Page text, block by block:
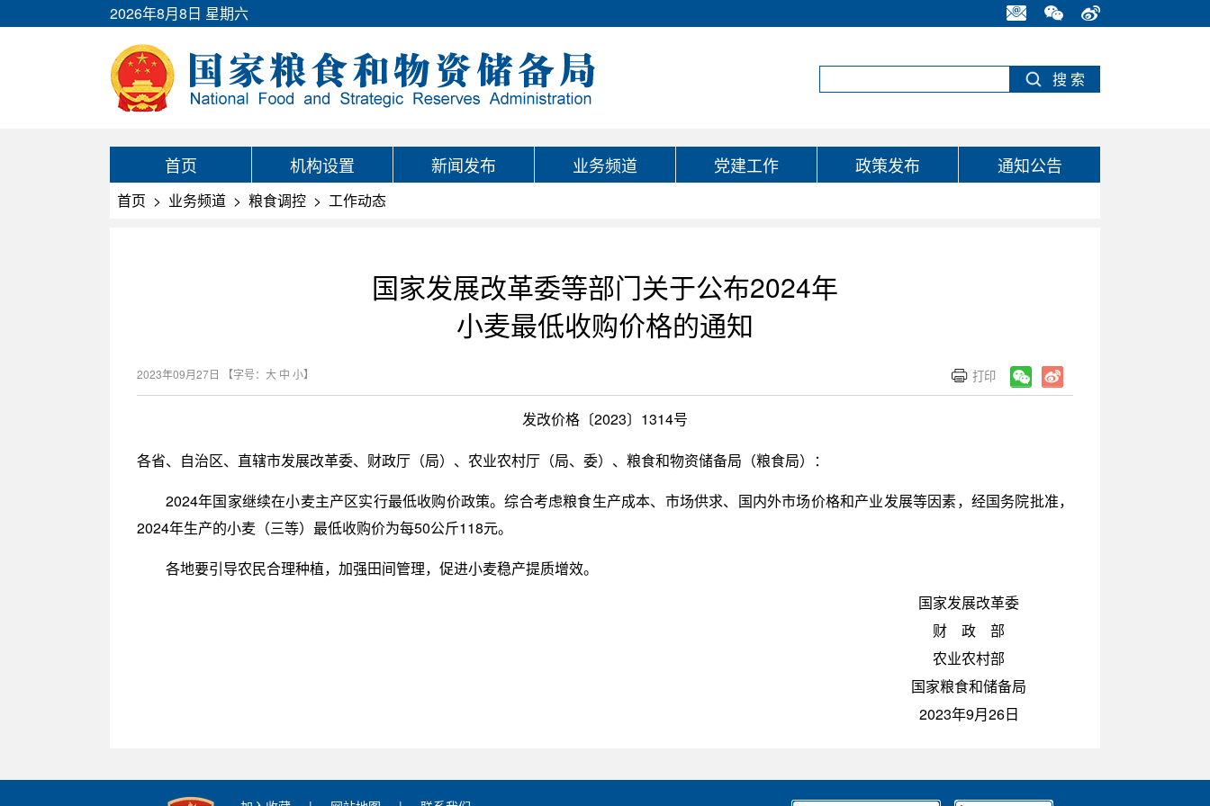
2026年8月8日 星期六
首页 机构设置 新闻发布 业务频道 党建工作 政策发布 通知公告
首页 > 业务频道 > 粮食调控 > 工作动态
国家发展改革委等部门关于公布2024年
小麦最低收购价格的通知
2023年09月27日 【字号： 大 中 小】
发改价格〔2023〕1314号
各省、自治区、直辖市发展改革委、财政厅（局）、农业农村厅（局、委）、粮食和物资储备局（粮食局）：
2024年国家继续在小麦主产区实行最低收购价政策。综合考虑粮食生产成本、市场供求、国内外市场价格和产业发展等因素，经国务院批准，
2024年生产的小麦（三等）最低收购价为每50公斤118元。
各地要引导农民合理种植，加强田间管理，促进小麦稳产提质增效。
国家发展改革委
财 政 部
农业农村部
国家粮食和储备局
2023年9月26日